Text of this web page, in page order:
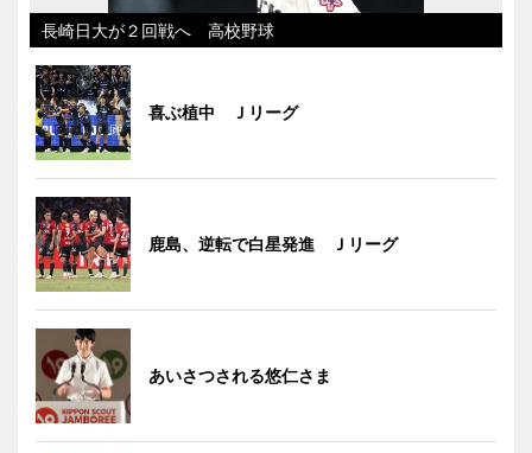
長崎日大が２回戦へ 高校野球
喜ぶ植中 Ｊリーグ
鹿島、逆転で白星発進 Ｊリーグ
あいさつされる悠仁さま